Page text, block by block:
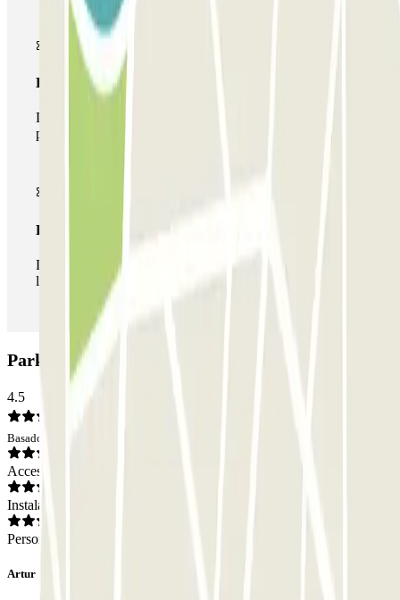
Pase multiparking
Durante tu estancia podrás hacer uso de toda la red de
parkings de este operador disponibles en Parclick.
Pase ilimitado
Durante tu estancia podrás entrar y salir del parking todas
las veces que quieras.
Parking Parkbee Ruby Emma Hotel: Opiniones
4.5
Basado en 5 opiniones
Acceso
Instalaciones
Personal
Artur